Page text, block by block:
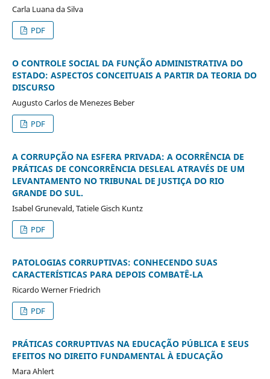
Carla Luana da Silva
PDF
O CONTROLE SOCIAL DA FUNÇÃO ADMINISTRATIVA DO
ESTADO: ASPECTOS CONCEITUAIS A PARTIR DA TEORIA DO
DISCURSO
Augusto Carlos de Menezes Beber
PDF
A CORRUPÇÃO NA ESFERA PRIVADA: A OCORRÊNCIA DE
PRÁTICAS DE CONCORRÊNCIA DESLEAL ATRAVÉS DE UM
LEVANTAMENTO NO TRIBUNAL DE JUSTIÇA DO RIO
GRANDE DO SUL.
Isabel Grunevald, Tatiele Gisch Kuntz
PDF
PATOLOGIAS CORRUPTIVAS: CONHECENDO SUAS
CARACTERÍSTICAS PARA DEPOIS COMBATÊ-LA
Ricardo Werner Friedrich
PDF
PRÁTICAS CORRUPTIVAS NA EDUCAÇÃO PÚBLICA E SEUS
EFEITOS NO DIREITO FUNDAMENTAL À EDUCAÇÃO
Mara Ahlert